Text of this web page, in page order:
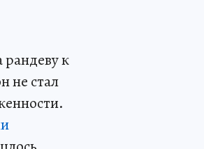
рандеву к
не стал